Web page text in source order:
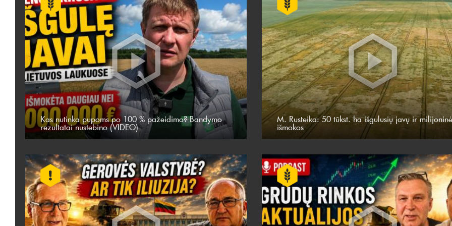
Kas nutinka pupoms po 100 % pažeidimo? Bandymo
rezultatai nustebino (VIDEO)
M. Rusteika: 50 tūkst. ha išgulusių javų ir
išmokos